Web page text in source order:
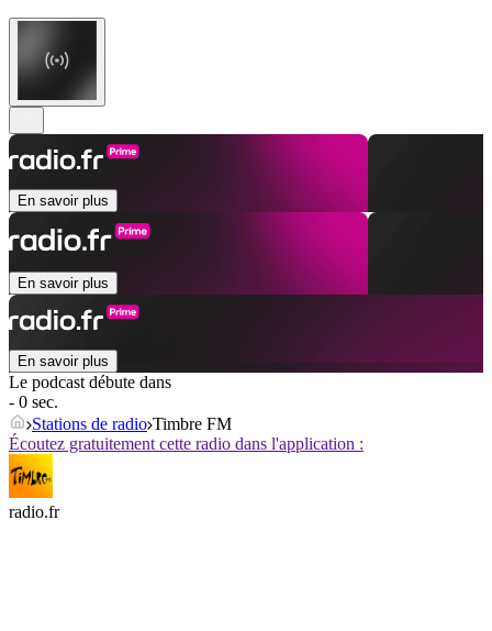
En savoir plus
En savoir plus
En savoir plus
Le podcast débute dans
- 0 sec.
Stations de radio Timbre FM
Écoutez gratuitement cette radio dans l'application :
radio.fr